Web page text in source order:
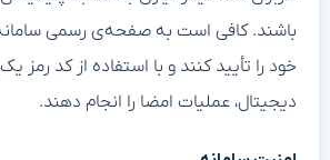
باشند. کافی است به صفحه‌ی رسمی
خود را تأیید کنند و با استفاده از کد رمز
دیجیتال، عملیات امضا را انجام دهند.